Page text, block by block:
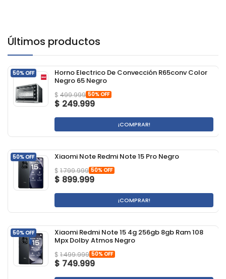
Últimos productos
50% OFF
Horno Electrico De Convección R65conv Color
Negro 65 Negro
$ 499.999 50% OFF
$ 249.999
¡COMPRAR!
50% OFF Xiaomi Note Redmi Note 15 Pro Negro
$ 1.799.999 50% OFF
$ 899.999
¡COMPRAR!
50% OFF
Xiaomi Redmi Note 15 4g 256gb 8gb Ram 108
Mpx Dolby Atmos Negro
$ 1.499.999 50% OFF
$ 749.999